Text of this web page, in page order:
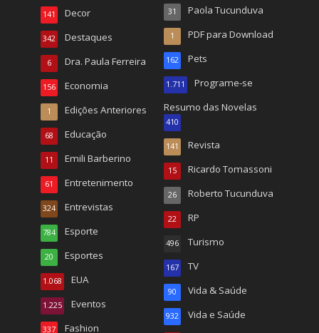
Decor
141
Destaques
342
Dra. Paula Ferreira
6
Economia
156
Edições Anteriores
1
Educação
68
Emili Barberino
11
Entretenimento
61
Entrevistas
324
Esporte
784
Esportes
20
EUA
1.068
Eventos
1.225
Fashion
337
Paola Tucunduva
31
PDF para Download
1
Pets
162
Programe-se
1.711
Resumo das Novelas
410
Revista
141
Ricardo Tomassoni
15
Roberto Tucunduva
26
RP
22
Turismo
496
TV
167
Vida & Saúde
90
Vida e Saúde
932